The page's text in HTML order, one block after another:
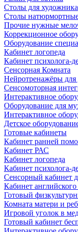
Столы для художника
Столы
Прочие нужные
Коррекционное
Оборудование
Кабинет логопеда
Кабинет психолога-
Сенсорная Комната
Нейротренажёры для
Сенсомоторная
Интерактивное
Оборудование для
Интерактивное
Детское
Готовые кабинеты
Кабинет ранней
Кабинет РАС
Кабинет логопеда
Кабинет психолога-
Сенсорный кабинет
Кабинет английского
Готовый
Комната матери и
Игровой уголок в
Готовый кабинет